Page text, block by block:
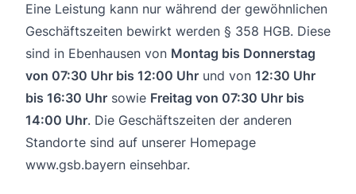
Eine Leistung kann nur während der gewöhnlichen
Geschäftszeiten bewirkt werden § 358 HGB. Diese
sind in Ebenhausen von Montag bis Donnerstag
von 07:30 Uhr bis 12:00 Uhr und von 12:30 Uhr
bis 16:30 Uhr sowie Freitag von 07:30 Uhr bis
14:00 Uhr. Die Geschäftszeiten der anderen
Standorte sind auf unserer Homepage
www.gsb.bayern einsehbar.